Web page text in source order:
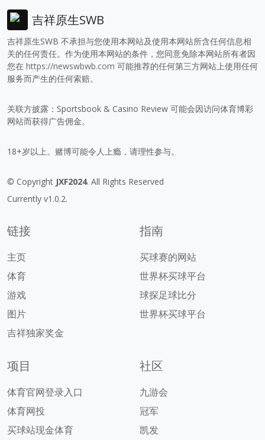
吉祥原生SWB
吉祥原生SWB 不承担与您使用本网站及使用本网站所含任何信息相
关的任何责任。作为使用本网站的条件，您同意免除本网站所有者因
您在 https://newswbwb.com 可能推荐的任何第三方网站上使用任何
服务而产生的任何索赔。
关联方披露：Sportsbook & Casino Review 可能会因访问体育博彩
网站而获得广告佣金。
18+岁以上。赌博可能令人上瘾，请理性参与。
© Copyright JXF2024. All Rights Reserved
Currently v1.0.2.
链接
主页
体育
游戏
图片
吉祥独家奖金
指南
买球赛的网站
世界杯买球平台
球探足球比分
世界杯买球平台
项目
体育官网登录入口
体育网投
买球站现金体育
社区
九游会
冠军
凯发